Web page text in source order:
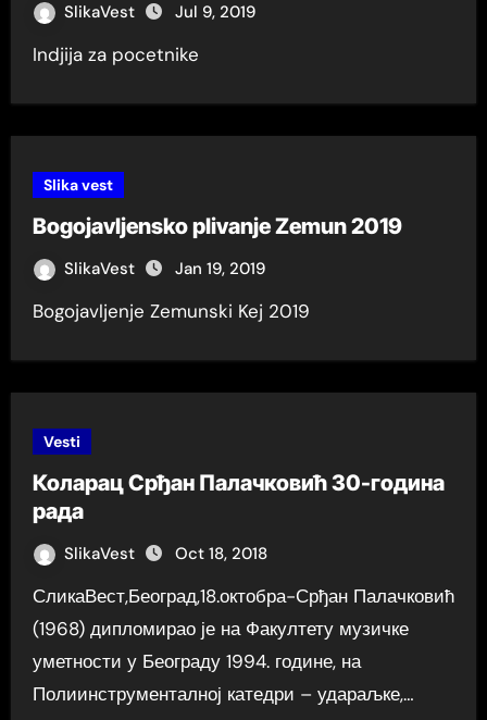
SlikaVest Jul 9, 2019
Indjija za pocetnike
Slika vest
Bogojavljensko plivanje Zemun 2019
SlikaVest Jan 19, 2019
Bogojavljenje Zemunski Kej 2019
Vesti
Коларац Срђан Палачковић 30-година
рада
SlikaVest Oct 18, 2018
СликаВест,Београд,18.октобра-Срђан Палачковић
(1968) дипломирао је на Факултету музичке
уметности у Београду 1994. године, на
Полиинструменталној катедри – удараљке,…